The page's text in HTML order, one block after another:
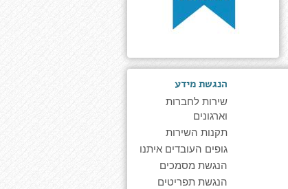
הנגשת מידע
שירות לחברות
וארגונים
תקנות השירות
גופים העובדים איתנו
הנגשת מסמכים
הנגשת תפריטים